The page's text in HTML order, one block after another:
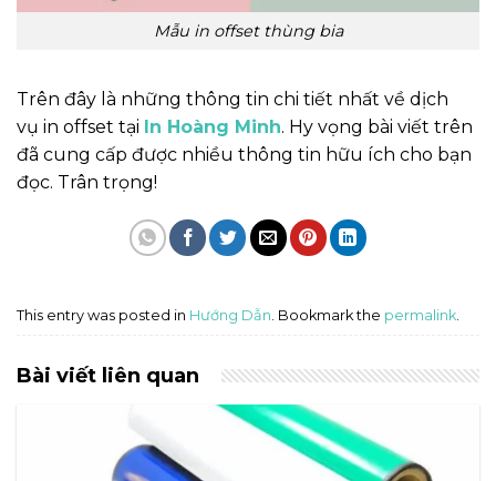
Mẫu in offset thùng bia
Trên đây là những thông tin chi tiết nhất về dịch
vụ in offset tại In Hoàng Minh. Hy vọng bài viết trên
đã cung cấp được nhiều thông tin hữu ích cho bạn
đọc. Trân trọng!
This entry was posted in Hướng Dẫn . Bookmark the permalink
Bài viết liên quan